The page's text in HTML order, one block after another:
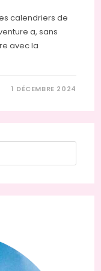
calendriers de
a, sans
avec la
1 DÉCEMBRE 2024